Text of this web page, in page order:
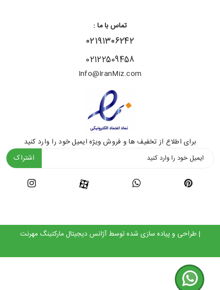
تماس با ما :
۰۲۱۹۱۳۰۶۲۴۲
02122509458
Info@IranMiz.com
برای اطلاع از تخفیف ها و فروش ویژه ایمیل خود را وارد کنید
اشتراک
| طراحی و پیاده سازی شده توسطآژانس دیجیتال مارکتینگ مهرنت